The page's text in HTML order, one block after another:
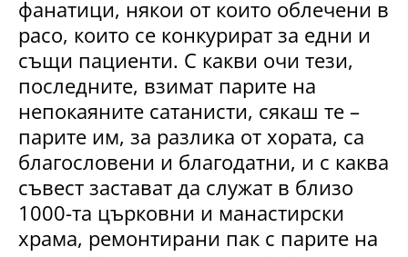
фанатици, някои от които облечени в
расо, които се конкурират за едни и
същи пациенти. С какви очи тези,
последните, взимат парите на
непокаяните сатанисти, сякаш те –
парите им, за разлика от хората, са
благословени и благодатни, и с каква
съвест застават да служат в близо
1000-та църковни и манастирски
храма, ремонтирани пак с парите на